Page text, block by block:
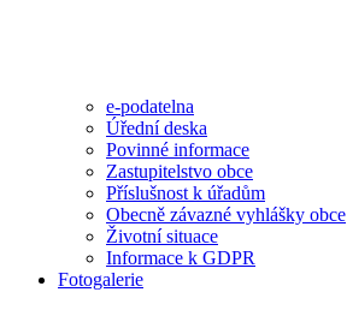
e-podatelna
Úřední deska
Povinné informace
Zastupitelstvo obce
Příslušnost k úřadům
Obecně závazné vyhlášky obce
Životní situace
Informace k GDPR
Fotogalerie